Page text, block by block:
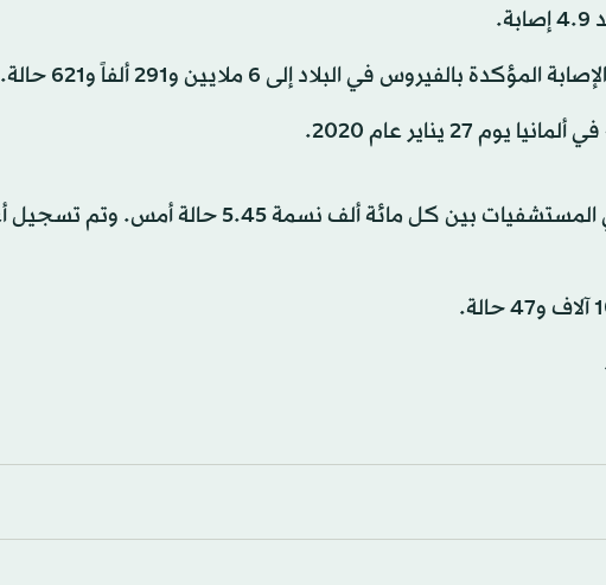
في البلاد إلى 6 ملايين و291 ألفاً و621 حالة.
يناير عام 2020.
وبلغ المعدل الأسبوعي لحالات العلاج من «كورونا» في المستشفيات بين كل مائة ألف نسمة 5.45 حالة